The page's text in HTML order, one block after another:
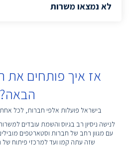
לא נמצאו משרות
אז איך פותחים
הבאה?
בישראל פועלות אלפי חברות, לכל
לנישה ניסיון רב בגיוס והשמת עובדים
עם מגוון רחב של חברות וסטארטפים
שזה עתה קמו ועד למרכזי פיתוח של